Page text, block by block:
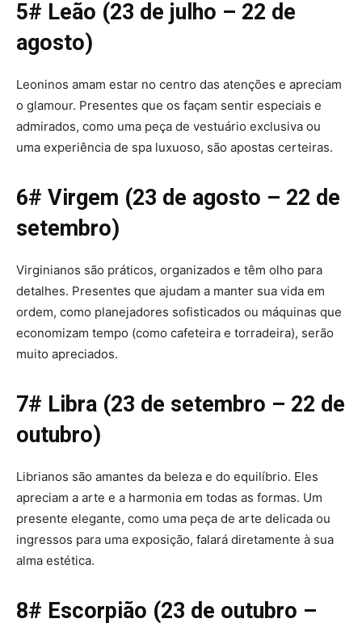
5# Leão (23 de julho – 22 de
agosto)
Leoninos amam estar no centro das atenções e apreciam
o glamour. Presentes que os façam sentir especiais e
admirados, como uma peça de vestuário exclusiva ou
uma experiência de spa luxuoso, são apostas certeiras.
6# Virgem (23 de agosto – 22 de
setembro)
Virginianos são práticos, organizados e têm olho para
detalhes. Presentes que ajudam a manter sua vida em
ordem, como planejadores sofisticados ou máquinas que
economizam tempo (como cafeteira e torradeira), serão
muito apreciados.
7# Libra (23 de setembro – 22 de
outubro)
Librianos são amantes da beleza e do equilíbrio. Eles
apreciam a arte e a harmonia em todas as formas. Um
presente elegante, como uma peça de arte delicada ou
ingressos para uma exposição, falará diretamente à sua
alma estética.
8# Escorpião (23 de outubro –